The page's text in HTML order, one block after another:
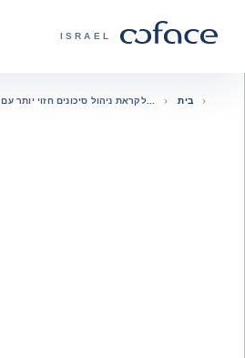
COFACE - אתר הקבוצה
ISRAEL
בחזרה לעמוד הבית
בית לקראת ניהול סיכונים חזוי יותר עם DATA SCIENCE